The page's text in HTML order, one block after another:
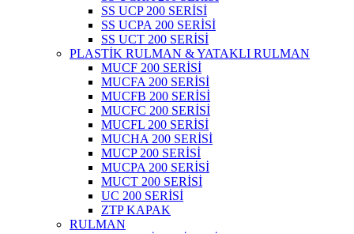
SS UCP 200 SERİSİ
SS UCPA 200 SERİSİ
SS UCT 200 SERİSİ
PLASTİK RULMAN & YATAKLI RULMAN
MUCF 200 SERİSİ
MUCFA 200 SERİSİ
MUCFB 200 SERİSİ
MUCFC 200 SERİSİ
MUCFL 200 SERİSİ
MUCHA 200 SERİSİ
MUCP 200 SERİSİ
MUCPA 200 SERİSİ
MUCT 200 SERİSİ
UC 200 SERİSİ
ZTP KAPAK
RULMAN